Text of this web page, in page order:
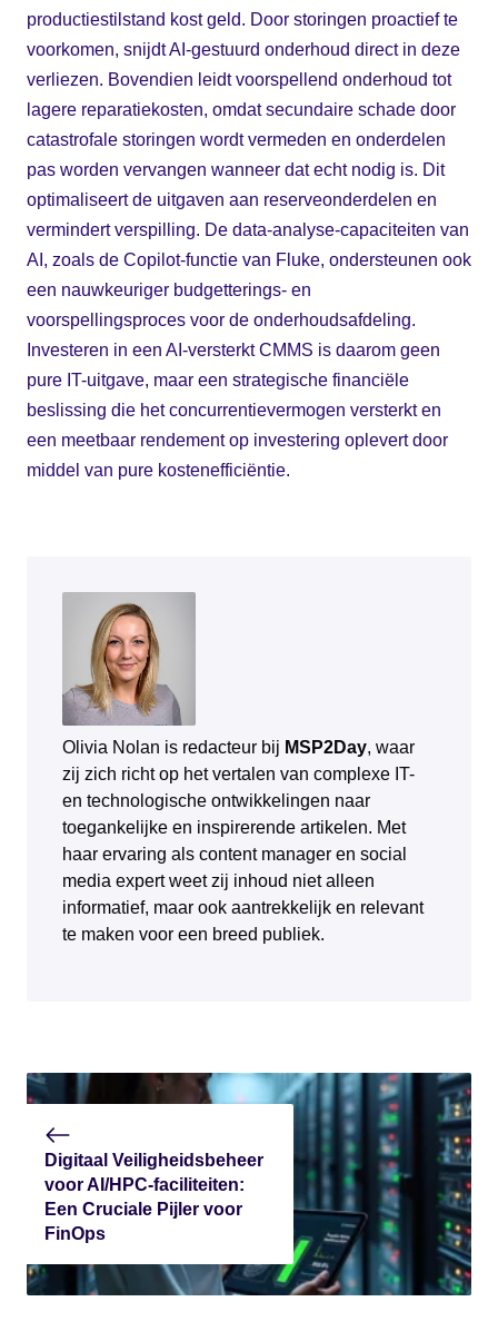
productiestilstand kost geld. Door storingen proactief te
voorkomen, snijdt AI-gestuurd onderhoud direct in deze
verliezen. Bovendien leidt voorspellend onderhoud tot
lagere reparatiekosten, omdat secundaire schade door
catastrofale storingen wordt vermeden en onderdelen
pas worden vervangen wanneer dat echt nodig is. Dit
optimaliseert de uitgaven aan reserveonderdelen en
vermindert verspilling. De data-analyse-capaciteiten van
AI, zoals de Copilot-functie van Fluke, ondersteunen ook
een nauwkeuriger budgetterings- en
voorspellingsproces voor de onderhoudsafdeling.
Investeren in een AI-versterkt CMMS is daarom geen
pure IT-uitgave, maar een strategische financiële
beslissing die het concurrentievermogen versterkt en
een meetbaar rendement op investering oplevert door
middel van pure kostenefficiëntie.
Olivia Nolan is redacteur bij MSP2Day, waar
zij zich richt op het vertalen van complexe IT-
en technologische ontwikkelingen naar
toegankelijke en inspirerende artikelen. Met
haar ervaring als content manager en social
media expert weet zij inhoud niet alleen
informatief, maar ook aantrekkelijk en relevant
te maken voor een breed publiek.
Digitaal Veiligheidsbeheer
voor AI/HPC-faciliteiten:
Een Cruciale Pijler voor
FinOps